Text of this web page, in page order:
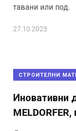
тавани или под.
27.10.2023
СТРОИТЕЛНИ
Иновативни